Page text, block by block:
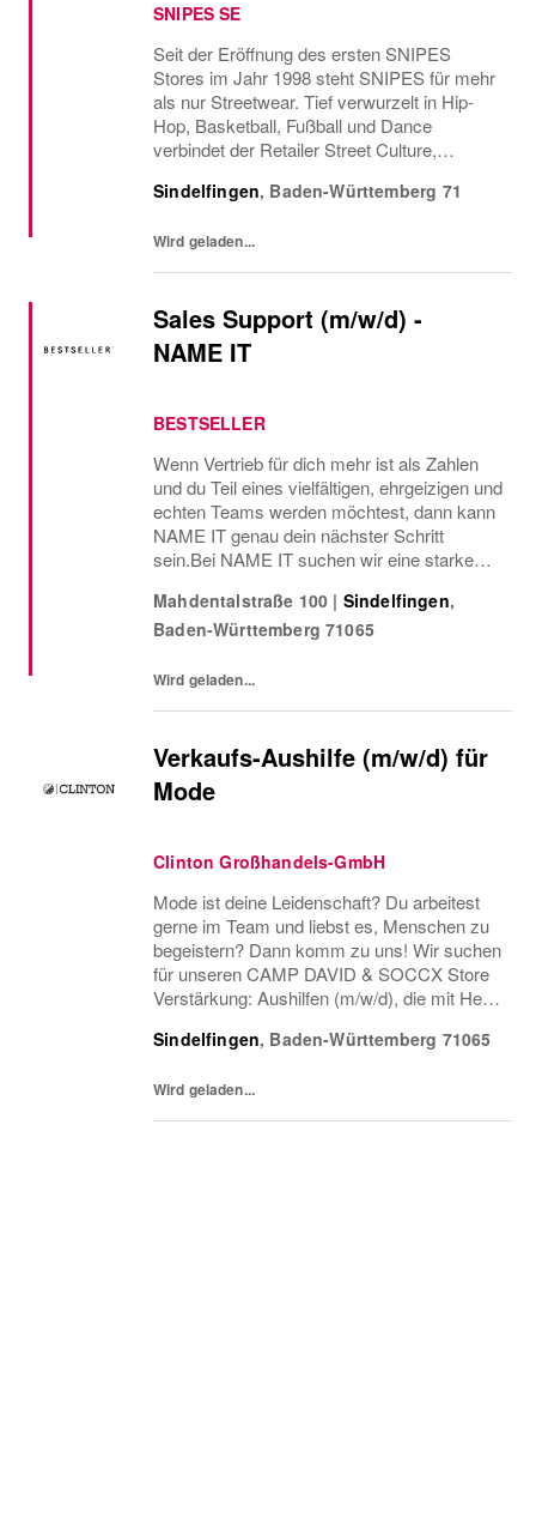
SNIPES SE
Seit der Eröffnung des ersten SNIPES
Stores im Jahr 1998 steht SNIPES für mehr
als nur Streetwear. Tief verwurzelt in Hip-
Hop, Basketball, Fußball und Dance
verbindet der Retailer Street Culture,
Stores in Europa und den USA sowie dem
Sindelfingen, Baden-Württemberg 71
Wird geladen...
Sales Support (m/w/d) -
NAME IT
BESTSELLER
Wenn Vertrieb für dich mehr ist als Zahlen
und du Teil eines vielfältigen, ehrgeizigen und
echten Teams werden möchtest, dann kann
NAME IT genau dein nächster Schritt
sein.Bei NAME IT suchen wir eine starke
möchten jemanden für unser Team
gewinnen, der mit...
Mahdentalstraße 100 | Sindelfingen,
Baden-Württemberg 71065
Wird geladen...
Verkaufs-Aushilfe (m/w/d) für
Mode
Clinton Großhandels-GmbH
Mode ist deine Leidenschaft? Du arbeitest
gerne im Team und liebst es, Menschen zu
begeistern? Dann komm zu uns! Wir suchen
für unseren CAMP DAVID & SOCCX Store
Verstärkung: Aushilfen (m/w/d), die mit Herz
Unsere Kunden mit einem Lächeln
Sindelfingen, Baden-Württemberg 71065
Wird geladen...